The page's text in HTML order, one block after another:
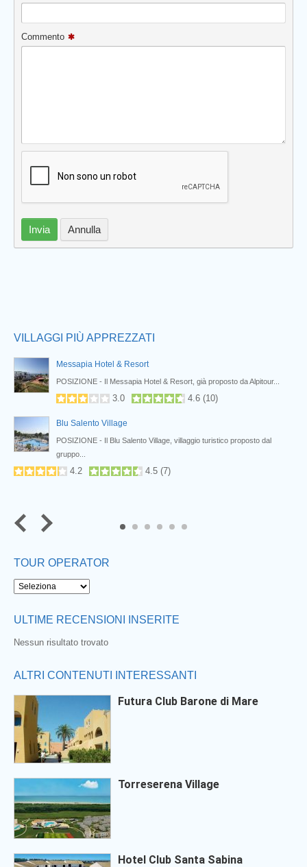
Commento
Invia Annulla
VILLAGGI PIÙ APPREZZATI
Messapia Hotel & Resort
POSIZIONE - Il Messapia Hotel & Resort, già proposto da Alpitour...
3.0 4.6 (10)
Blu Salento Village
POSIZIONE - Il Blu Salento Village, villaggio turistico proposto dal
gruppo...
4.2 4.5 (7)
TOUR OPERATOR
ULTIME RECENSIONI INSERITE
Nessun risultato trovato
ALTRI CONTENUTI INTERESSANTI
Futura Club Barone di Mare
Torreserena Village
Hotel Club Santa Sabina